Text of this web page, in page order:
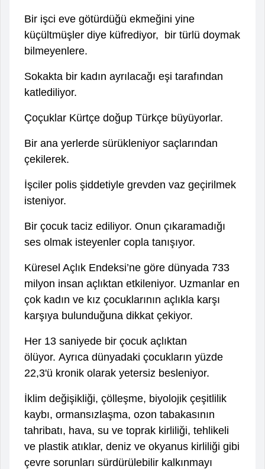
Bir işci eve götürdüğü ekmeğini yine
küçültmüşler diye küfrediyor, bir türlü doymak
bilmeyenlere.
Sokakta bir kadın ayrılacağı eşi tarafından
katlediliyor.
Çoçuklar Kürtçe doğup Türkçe büyüyorlar.
Bir ana yerlerde sürükleniyor saçlarından
çekilerek.
İşciler polis şiddetiyle grevden vaz geçirilmek
isteniyor.
Bir çocuk taciz ediliyor. Onun çıkaramadığı
ses olmak isteyenler copla tanışıyor.
Küresel Açlık Endeksi’ne göre dünyada 733
milyon insan açlıktan etkileniyor. Uzmanlar en
çok kadın ve kız çocuklarının açlıkla karşı
karşıya bulunduğuna dikkat çekiyor.
Her 13 saniyede bir çocuk açlıktan
ölüyor. Ayrıca dünyadaki çocukların yüzde
22,3'ü kronik olarak yetersiz besleniyor.
İklim değişikliği, çölleşme, biyolojik çeşitlilik
kaybı, ormansızlaşma, ozon tabakasının
tahribatı, hava, su ve toprak kirliliği, tehlikeli
ve plastik atıklar, deniz ve okyanus kirliliği gibi
çevre sorunları sürdürülebilir kalkınmayı